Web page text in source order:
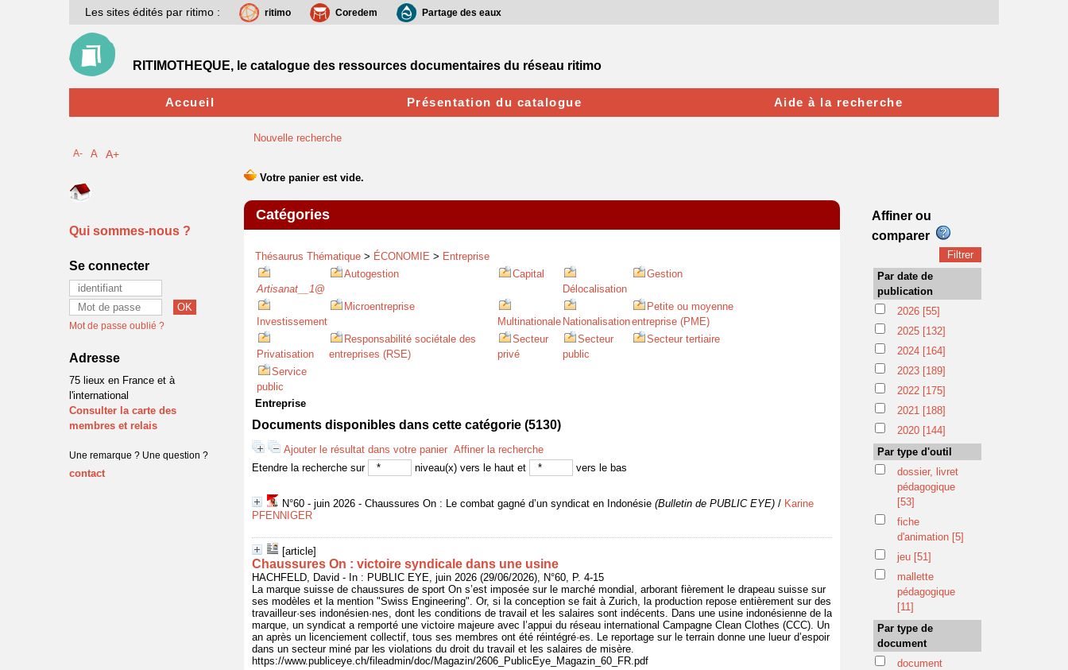
Nouvelle recherche
Catégories
Thésaurus Thématique > ÉCONOMIE > Entreprise
Artisanat__1@
Autogestion
Capital
Délocalisation
Gestion
Investissement
Microentreprise
Multinationale Nationalisation
Petite ou moyenne
entreprise (PME)
Privatisation
Responsabilité sociétale des
entreprises (RSE)
Secteur
privé
Secteur
public
Secteur tertiaire
Service
public
Entreprise
Documents disponibles dans cette catégorie (5130)
Ajouter le résultat dans votre panier Affiner la recherche
Etendre la recherche sur
niveau(x) vers le haut et vers le bas
N°60 - juin 2026 - Chaussures On : Le combat gagné d’un syndicat en Indonésie (Bulletin de PUBLIC EYE) / Karine
PFENNIGER
[article]
Chaussures On : victoire syndicale dans une usine
HACHFELD, David - In : PUBLIC EYE, juin 2026 (29/06/2026), N°60, P. 4-15
La marque suisse de chaussures de sport On s’est imposée sur le marché mondial, arborant fièrement le drapeau suisse sur
ses modèles et la mention "Swiss Engineering". Or, si la conception se fait à Zurich, la production repose entièrement sur des
travailleur·ses indonésien·nes, dont les conditions de travail et les salaires sont indécents. Dans une usine indonésienne de la
marque, un syndicat a remporté une victoire majeure avec l’appui du réseau international Campagne Clean Clothes (CCC). Un
an après un licenciement collectif, tous ses membres ont été réintégré·es. Le reportage sur le terrain donne une lueur d’espoir
dans un secteur miné par les violations du droit du travail et les salaires de misère.
https://www.publiceye.ch/fileadmin/doc/Magazin/2606_PublicEye_Magazin_60_FR.pdf
Les sites édités par ritimo : ritimo Coredem Partage des eaux
RITIMOTHEQUE, le catalogue des ressources documentaires du réseau ritimo
Accueil Présentation du catalogue Aide à la recherche
A- A A+
Qui sommes-nous ?
Se connecter
Mot de passe oublié ?
Adresse
75 lieux en France et à
l'international
Consulter la carte des
membres et relais
Une remarque ? Une question ?
contact
Affiner ou
comparer
Par date de
publication
2026 [55]
2025 [132]
2024 [164]
2023 [189]
2022 [175]
2021 [188]
2020 [144]
Par type d'outil
dossier, livret
pédagogique
[53]
fiche
d'animation [5]
jeu [51]
mallette
pédagogique
[11]
Par type de
document
document